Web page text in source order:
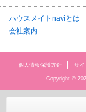
ハウスメイトnaviとは
会社案内
個人情報保護方針 サイ
Copyright ©